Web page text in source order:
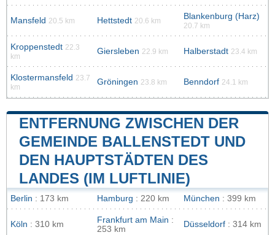
Mansfeld 20.5 km Hettstedt 20.6 km Blankenburg (Harz)
20.7 km
Kroppenstedt 22.3
km
Giersleben 22.9 km Halberstadt 23.4 km
Klostermansfeld 23.7
km
Gröningen 23.8 km Benndorf 24.1 km
ENTFERNUNG ZWISCHEN DER
GEMEINDE BALLENSTEDT UND
DEN HAUPTSTÄDTEN DES
LANDES (IM LUFTLINIE)
Berlin : 173 km Hamburg : 220 km München : 399 km
Köln : 310 km Frankfurt am Main :
253 km
Düsseldorf : 314 km